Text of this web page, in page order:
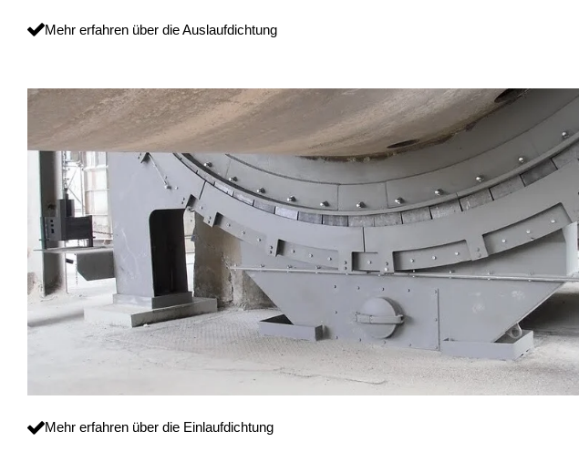
Mehr erfahren über die Auslaufdichtung
Mehr erfahren über die Einlaufdichtung